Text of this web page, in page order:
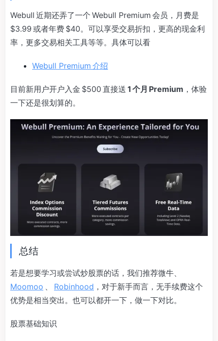
Webull 近期还弄了一个 Webull Premium 会员，月费是
$3.99 或者年费 $40。可以享受交易折扣，更高的现金利
率，更多交易相关工具等等。具体可以看
Webull Premium 介绍
目前新用户开户入金 $500 直接送 1 个月 Premium ，体验
一下还是很划算的。
总结
若是想要学习或尝试炒股票的话，我们推荐微牛、
Moomoo
Robinhood ，对于新手而言，无手续费这个
优势是相当突出。也可以都开一下，做一下对比。
股票基础知识